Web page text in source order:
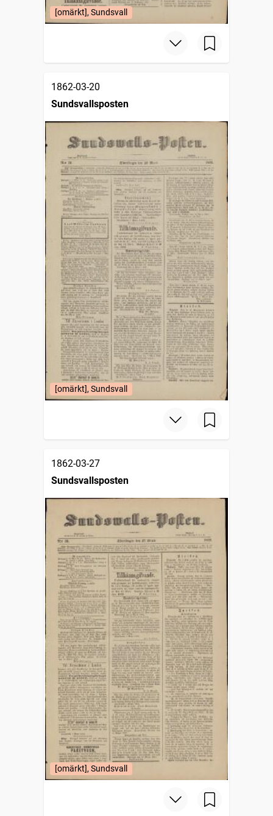
[omärkt], Sundsvall
1862-03-20
Sundsvallsposten
[omärkt], Sundsvall
1862-03-27
Sundsvallsposten
[omärkt], Sundsvall